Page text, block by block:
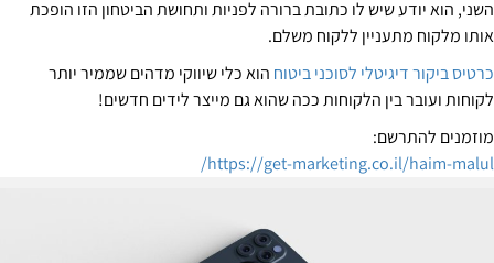
הוא יודע שיש לו כתובת ברורה לפניות ותחושת הביטחון הזו הופכת
מלקוח מתעניין ללקוח משלם.
ביקור דיגיטלי לסוכני ביטוחהוא כלי שיווקי מדהים שממיר יותר
ועובר בין הלקוחות ככה שהוא גם מייצר לידים חדשים!
להתרשם:
https://get-marketing.co.il/haim-